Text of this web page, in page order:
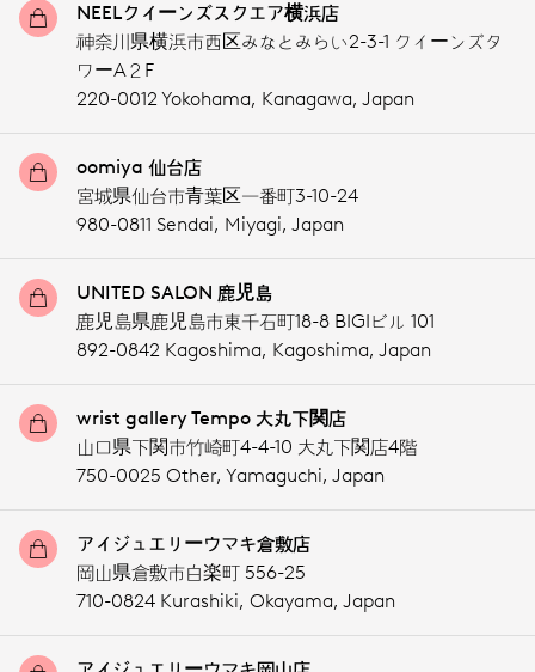
NEELクイーンズスクエア横浜店
神奈川県横浜市西区みなとみらい2-3-1 クイーンズタ
ワーA２F
220-0012 Yokohama, Kanagawa, Japan
oomiya 仙台店
宮城県仙台市青葉区一番町3-10-24
980-0811 Sendai, Miyagi, Japan
UNITED SALON 鹿児島
鹿児島県鹿児島市東千石町18-8 BIGIビル 101
892-0842 Kagoshima, Kagoshima, Japan
wrist gallery Tempo 大丸下関店
山口県下関市竹崎町4-4-10 大丸下関店4階
750-0025 Other, Yamaguchi, Japan
アイジュエリーウマキ倉敷店
岡山県倉敷市白楽町 556-25
710-0824 Kurashiki, Okayama, Japan